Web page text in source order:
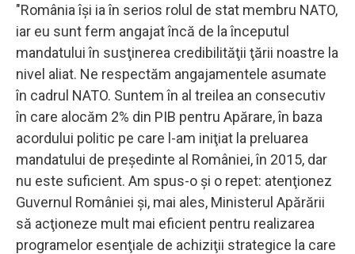
"România îşi ia în serios rolul de stat membru NATO,
iar eu sunt ferm angajat încă de la începutul
mandatului în susţinerea credibilităţii ţării noastre la
nivel aliat. Ne respectăm angajamentele asumate
în cadrul NATO. Suntem în al treilea an consecutiv
în care alocăm 2% din PIB pentru Apărare, în baza
acordului politic pe care l-am iniţiat la preluarea
mandatului de preşedinte al României, în 2015, dar
nu este suficient. Am spus-o şi o repet: atenţionez
Guvernul României şi, mai ales, Ministerul Apărării
să acţioneze mult mai eficient pentru realizarea
programelor esenţiale de achiziţii strategice la care